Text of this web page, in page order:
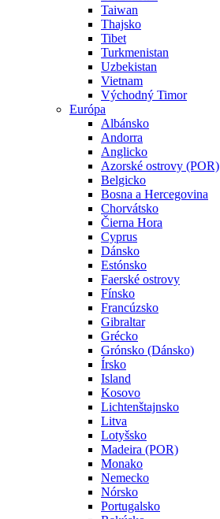
Taiwan
Thajsko
Tibet
Turkmenistan
Uzbekistan
Vietnam
Východný Timor
Európa
Albánsko
Andorra
Anglicko
Azorské ostrovy (POR)
Belgicko
Bosna a Hercegovina
Chorvátsko
Čierna Hora
Cyprus
Dánsko
Estónsko
Faerské ostrovy
Fínsko
Francúzsko
Gibraltar
Grécko
Grónsko (Dánsko)
Írsko
Island
Kosovo
Lichtenštajnsko
Litva
Lotyšsko
Madeira (POR)
Monako
Nemecko
Nórsko
Portugalsko